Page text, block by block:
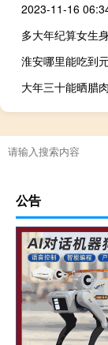
多大年纪算女生
淮安哪里能吃到
大年三十能晒腊
公告